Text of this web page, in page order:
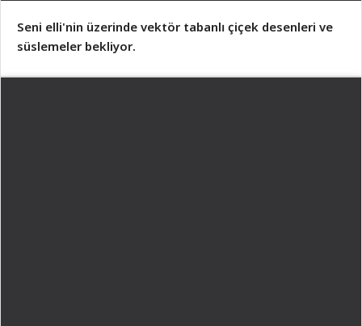
Seni elli'nin üzerinde vektör tabanlı çiçek desenleri ve
süslemeler bekliyor.